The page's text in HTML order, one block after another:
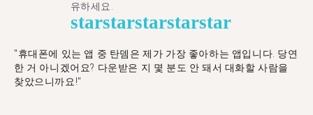
유하세요.
starstarstarstarstar
"휴대폰에 있는 앱 중 탄뎀은 제가 가장 좋아하는 앱입니다. 당연
한 거 아니겠어요? 다운받은 지 몇 분도 안 돼서 대화할 사람을
찾았으니까요!"